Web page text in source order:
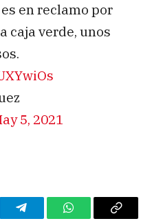
en reclamo por
caja verde, unos
5, 2021
TelegramWhatsAppCopy